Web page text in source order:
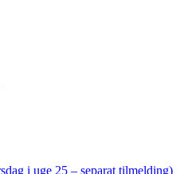
i uge 25 – separat tilmelding)